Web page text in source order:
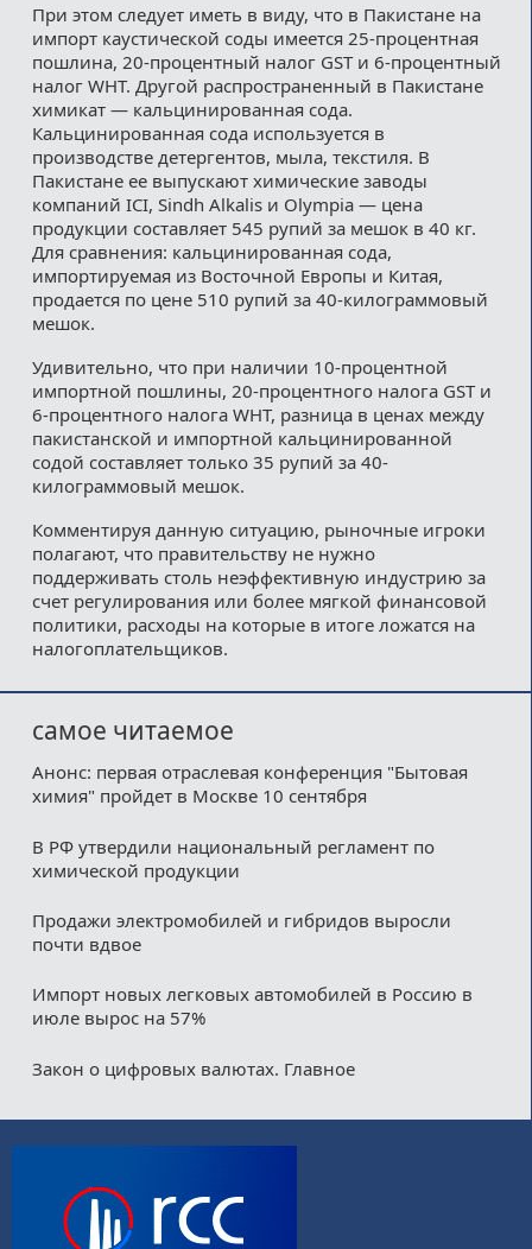
При этом следует иметь в виду, что в Пакистане на
импорт каустической соды имеется 25-процентная
пошлина, 20-процентный налог GST и 6-процентный
налог WHT. Другой распространенный в Пакистане
химикат — кальцинированная сода.
Кальцинированная сода используется в
производстве детергентов, мыла, текстиля. В
Пакистане ее выпускают химические заводы
компаний ICI, Sindh Alkalis и Olympia — цена
продукции составляет 545 рупий за мешок в 40 кг.
Для сравнения: кальцинированная сода,
импортируемая из Восточной Европы и Китая,
продается по цене 510 рупий за 40-килограммовый
мешок.
Удивительно, что при наличии 10-процентной
импортной пошлины, 20-процентного налога GST и
6-процентного налога WHT, разница в ценах между
пакистанской и импортной кальцинированной
содой составляет только 35 рупий за 40-
килограммовый мешок.
Комментируя данную ситуацию, рыночные игроки
полагают, что правительству не нужно
поддерживать столь неэффективную индустрию за
счет регулирования или более мягкой финансовой
политики, расходы на которые в итоге ложатся на
налогоплательщиков.
самое читаемое
Анонс: первая отраслевая конференция "Бытовая
химия" пройдет в Москве 10 сентября
В РФ утвердили национальный регламент по
химической продукции
Продажи электромобилей и гибридов выросли
почти вдвое
Импорт новых легковых автомобилей в Россию в
июле вырос на 57%
Закон о цифровых валютах. Главное